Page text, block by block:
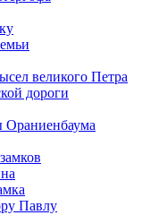
великого Петра
дороги
Ораниенбаума
Павлу